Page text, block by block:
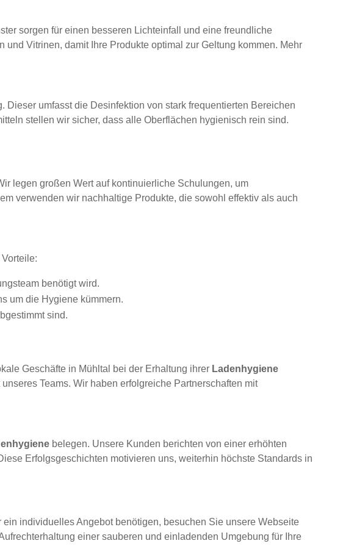
sorgen für einen besseren Lichteinfall und eine freundliche
Vitrinen, damit Ihre Produkte optimal zur Geltung kommen. Mehr
Dieser umfasst die Desinfektion von stark frequentierten Bereichen
stellen wir sicher, dass alle Oberflächen hygienisch rein sind.
legen großen Wert auf kontinuierliche Schulungen, um
verwenden wir nachhaltige Produkte, die sowohl effektiv als auch
benötigt wird.
um die Hygiene kümmern.
sind.
Geschäfte in Mühltal bei der Erhaltung ihrer Ladenhygiene
Teams. Wir haben erfolgreiche Partnerschaften mit
belegen. Unsere Kunden berichten von einer erhöhten
Erfolgsgeschichten motivieren uns, weiterhin höchste Standards in
ein individuelles Angebot benötigen, besuchen Sie unsere Webseite
einer sauberen und einladenden Umgebung für Ihre